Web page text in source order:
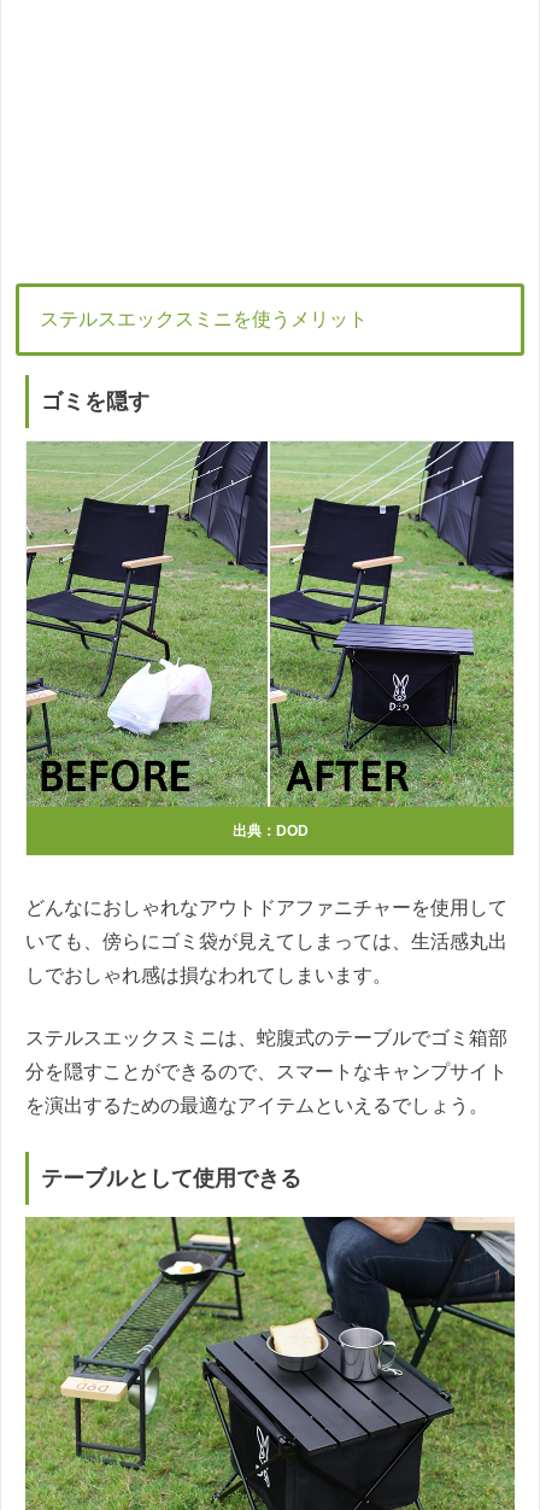
ステルスエックスミニを使うメリット
ゴミを隠す
出典：DOD
どんなにおしゃれなアウトドアファニチャーを使用して
いても、傍らにゴミ袋が見えてしまっては、生活感丸出
しでおしゃれ感は損なわれてしまいます。
ステルスエックスミニは、蛇腹式のテーブルでゴミ箱部
分を隠すことができるので、スマートなキャンプサイト
を演出するための最適なアイテムといえるでしょう。
テーブルとして使用できる